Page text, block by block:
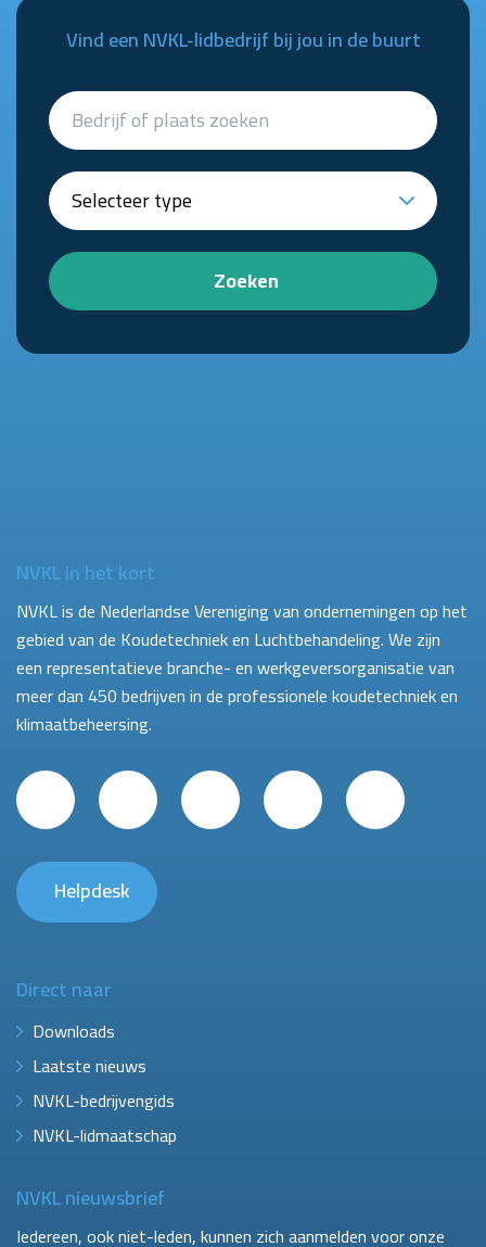
Vind een NVKL-lidbedrijf bij jou in de buurt
Zoeken
NVKL in het kort
NVKL is de Nederlandse Vereniging van ondernemingen op het
gebied van de Koudetechniek en Luchtbehandeling. We zijn
een representatieve branche- en werkgeversorganisatie van
meer dan 450 bedrijven in de professionele koudetechniek en
klimaatbeheersing.
Helpdesk
Direct naar
Downloads
Laatste nieuws
NVKL-bedrijvengids
NVKL-lidmaatschap
NVKL nieuwsbrief
Iedereen, ook niet-leden, kunnen zich aanmelden voor onze